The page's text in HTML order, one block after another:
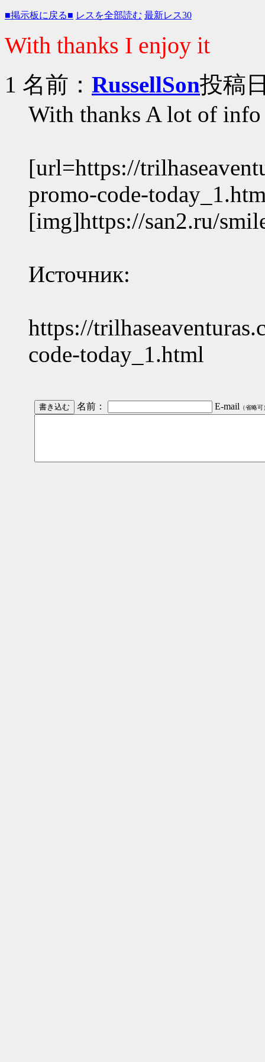
■掲示板に戻る■ レスを全部読む 最新レス30
With thanks I enjoy it
1 名前： RussellSon投稿
With thanks A lot of info
[url=https://
promo-code-
[img]https://san2.ru/
Источник:
https://
code-today_1.html
名前： E-mail （省略可